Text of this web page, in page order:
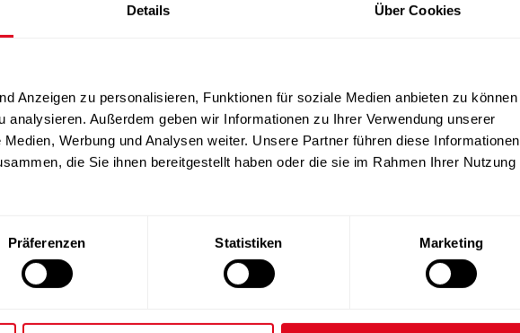
Details Über Cookies
Anzeigen zu personalisieren, Funktionen für soziale Medien anbieten zu können
analysieren. Außerdem geben wir Informationen zu Ihrer Verwendung unserer
Werbung und Analysen weiter. Unsere Partner führen diese Informationen
die Sie ihnen bereitgestellt haben oder die sie im Rahmen Ihrer Nutzung
Präferenzen Statistiken Marketing